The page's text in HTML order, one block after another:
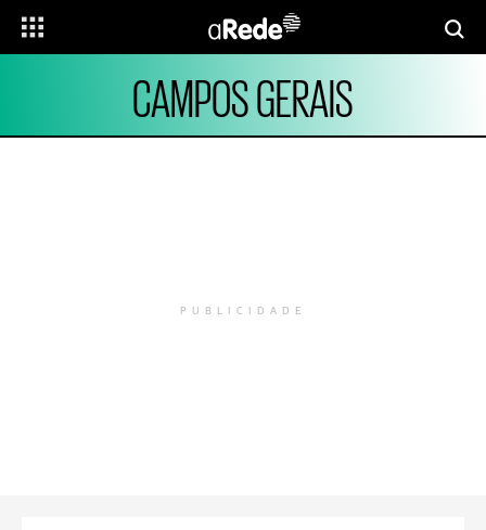
CAMPOS GERAIS
PUBLICIDADE